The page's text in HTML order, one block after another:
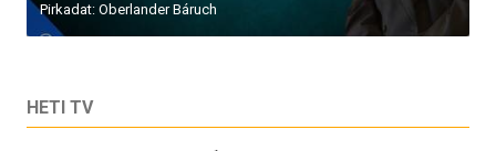
Pirkadat: Oberlander Báruch
HETI TV